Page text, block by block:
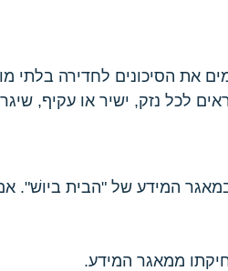
הסיכונים לחדירה בלתי
לכל נזק, ישיר או עקיף,
במידע המוחזק עליכם במאגר המידע של
ממאגר המידע.